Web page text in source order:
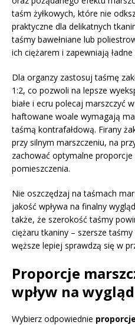
taśm żyłkowych, które nie
praktyczne dla delikatnych
taśmy bawełniane lub
ich ciężarem i zapewniają
Dla organzy zastosuj taśmę
1:2, co pozwoli na lepsze
białe i ecru polecaj marszczyć
haftowane woale wymagają
taśmą kontrafałdową. Firany
przy silnym marszczeniu, na
zachować optymalne
pomieszczenia.
Nie oszczędzaj na taśmach
jakość wpływa na finalny
także, że szerokość taśmy
ciężaru tkaniny – szersze
węższe lepiej sprawdzą się w
Proporcje
wpływ na wygląd
Wybierz odpowiednie